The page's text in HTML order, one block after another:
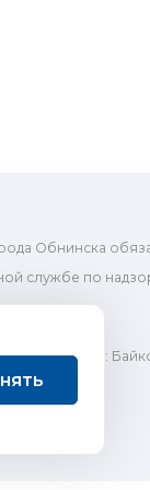
Обнинска
службе по
редактор: